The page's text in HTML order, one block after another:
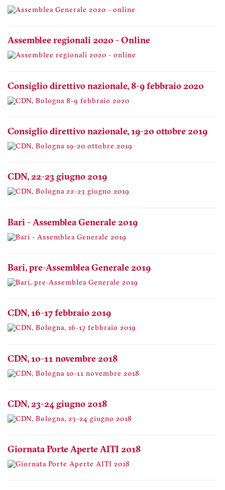
Assemblee regionali 2020 - Online
Consiglio direttivo nazionale, 8-9 febbraio 2020
Consiglio direttivo nazionale, 19-20 ottobre 2019
CDN, 22-23 giugno 2019
Bari - Assemblea Generale 2019
Bari, pre-Assemblea Generale 2019
CDN, 16-17 febbraio 2019
CDN, 10-11 novembre 2018
CDN, 23-24 giugno 2018
Giornata Porte Aperte AITI 2018